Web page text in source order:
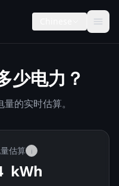
少电力？
的实时估算。
估算 i
kWh